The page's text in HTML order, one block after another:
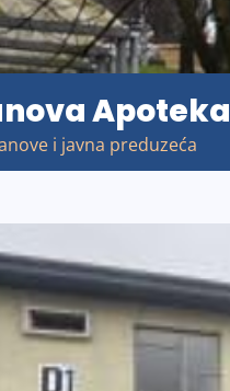
Apoteka
i javna preduzeća